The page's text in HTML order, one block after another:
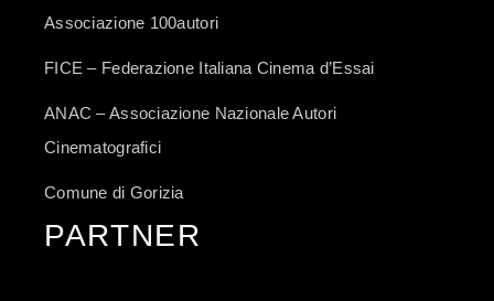
Associazione 100autori
FICE – Federazione Italiana Cinema d’Essai
ANAC – Associazione Nazionale Autori
Cinematografici
Comune di Gorizia
PARTNER